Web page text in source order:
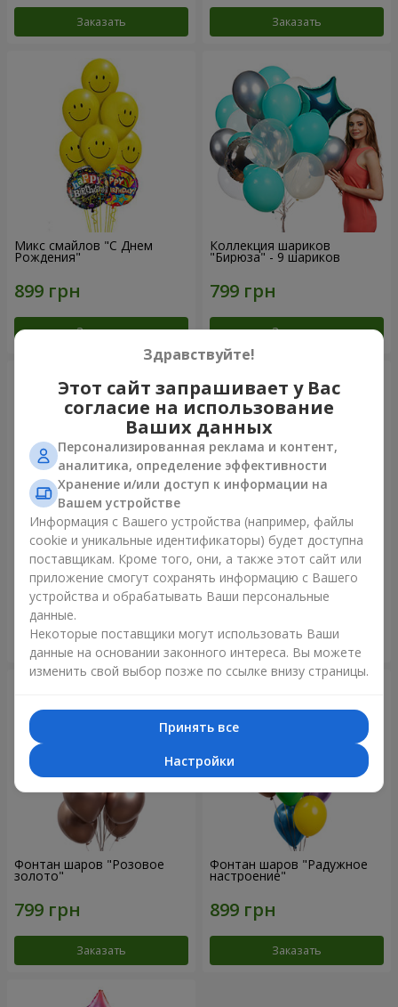
Заказать Заказать
Микс смайлов "C Днем
Рождения"
Заказать
Коллекция шариков
"Бирюза" - 9 шариков
Заказать
11 желтых смайлов и
красных сердец
Заказать
Фонтан шаров "Небо"
Заказать
Фонтан шаров "Розовое
золото"
Заказать
Фонтан шаров "Радужное
настроение"
Заказать
Здравствуйте!
Этот сайт запрашивает у Вас
согласие на использование
Ваших данных
Персонализированная реклама и контент,
аналитика, определение эффективности
Хранение и/или доступ к информации на
Вашем устройстве
Информация с Вашего устройства (например, файлы
cookie и уникальные идентификаторы) будет доступна
поставщикам. Кроме того, они, а также этот сайт или
приложение смогут сохранять информацию с Вашего
устройства и обрабатывать Ваши персональные
данные.
Некоторые поставщики могут использовать Ваши
данные на основании законного интереса. Вы можете
изменить свой выбор позже по ссылке внизу страницы.
Принять все
Настройки